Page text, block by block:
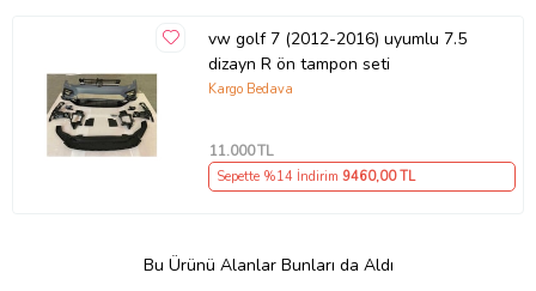
vw golf 7 (2012-2016) uyumlu 7.5
dizayn R ön tampon seti
Kargo Bedava
11.000TL
Sepette %14 İndirim 9460,00 TL
Bu Ürünü Alanlar Bunları da Aldı